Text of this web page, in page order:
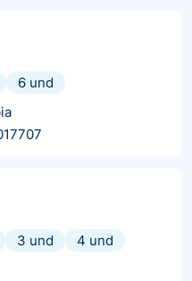
6 und
3 und
4 und